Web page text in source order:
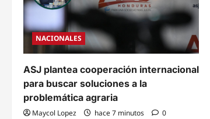
n
d
e
e
n
t
NACIONALES
ASJ plantea cooperación internacional
para buscar soluciones a la
problemática agraria
Maycol Lopez hace 7 minutos 0